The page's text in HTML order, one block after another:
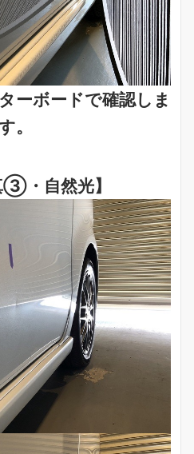
ーボードで確認しま
。
③・自然光】